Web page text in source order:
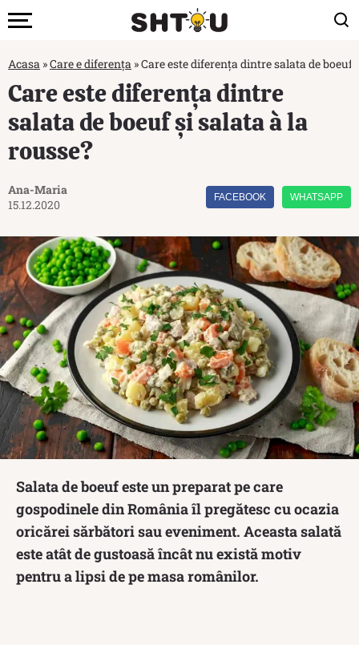
Acasa »Care e diferența »Care este diferența dintre salata de boeuf
Care este diferența dintre
salata de boeuf și salata à la
rousse?
Ana-Maria
15.12.2020
FACEBOOK WHATSAPP
Salata de boeuf este un preparat pe care
gospodinele din România îl pregătesc cu ocazia
oricărei sărbători sau eveniment. Aceasta salată
este atât de gustoasă încât nu există motiv
pentru a lipsi de pe masa românilor.